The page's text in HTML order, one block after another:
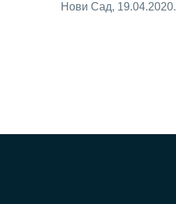
Нови Сад, 19.04.2020.